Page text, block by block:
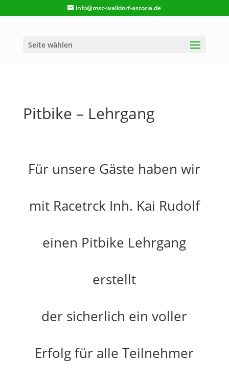
info@msc-walldorf-astoria.de
Seite wählen
Pitbike – Lehrgang
Für unsere Gäste haben wir
mit Racetrck Inh. Kai Rudolf
einen Pitbike Lehrgang
erstellt
der sicherlich ein voller
Erfolg für alle Teilnehmer